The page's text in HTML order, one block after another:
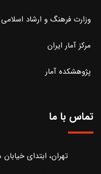
وزارت فرهنگ و ارشاد اسلامی
مرکز آمار ایران
پژوهشکده آمار
تماس با ما
تهران، ابتدای